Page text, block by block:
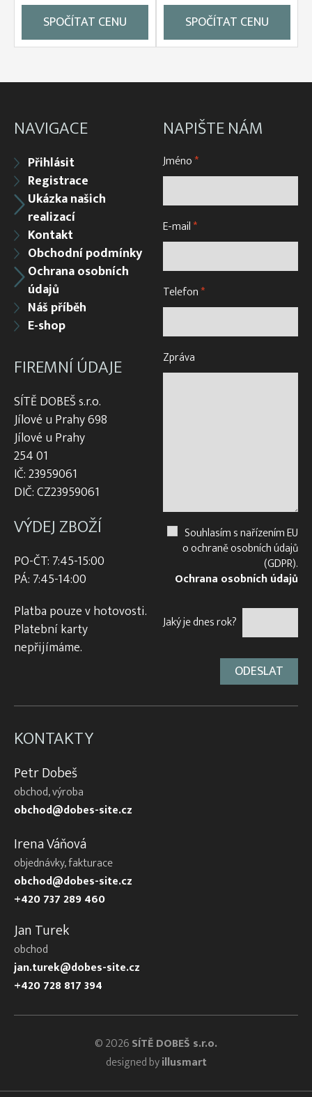
SPOČÍTAT CENU
SPOČÍTAT CENU
NAVIGACE
Přihlásit
Registrace
Ukázka našich
realizací
Kontakt
Obchodní podmínky
Ochrana osobních
údajů
Náš příběh
E-shop
FIREMNÍ ÚDAJE
SÍTĚ DOBEŠ s.r.o.
Jílové u Prahy 698
Jílové u Prahy
254 01
IČ: 23959061
DIČ: CZ23959061
VÝDEJ ZBOŽÍ
PO-ČT: 7:45-15:00
PÁ: 7:45-14:00
Platba pouze v hotovosti.
Platební karty
nepřijímáme.
NAPIŠTE NÁM
Jméno*
E-mail*
Telefon*
Zpráva
Souhlasím s nařízením EU
o ochraně osobních údajů
(GDPR).
Ochrana osobních údajů
Jaký je dnes rok?
KONTAKTY
Petr Dobeš
obchod, výroba
obchod@dobes-site.cz
Irena Váňová
objednávky, fakturace
obchod@dobes-site.cz
+420 737 289 460
Jan Turek
obchod
jan.turek@dobes-site.cz
+420 728 817 394
© 2026SÍTĚ DOBEŠ s.r.o.
designed byillusmart